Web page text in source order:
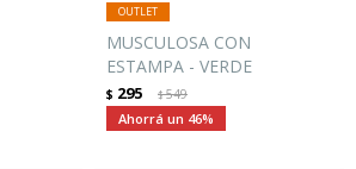
MUSCULOSA CON
ESTAMPA - VERDE
$ 295 $549
46